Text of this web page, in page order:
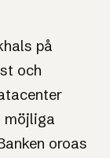
på
och
möjliga
oroas